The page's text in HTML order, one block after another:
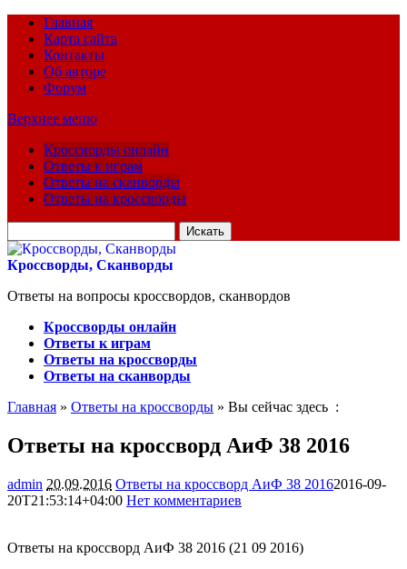
Главная
Карта сайта
Контакты
Об авторе
Форум
Верхнее меню
Кроссворды онлайн
Ответы к играм
Ответы на сканворды
Ответы на кроссворды
для:
Кроссворды, Сканворды
Ответы на вопросы кроссвордов, сканвордов
Кроссворды онлайн
Ответы к играм
Ответы на кроссворды
Ответы на сканворды
Главная » Ответы на кроссворды » Вы сейчас здесь :
Ответы на кроссворд АиФ 38 2016
admin 20.09.2016 Ответы на кроссворд АиФ 38 20162016-09-
20T21:53:14+04:00 Нет комментариев
Ответы на кроссворд АиФ 38 2016 (21 09 2016)